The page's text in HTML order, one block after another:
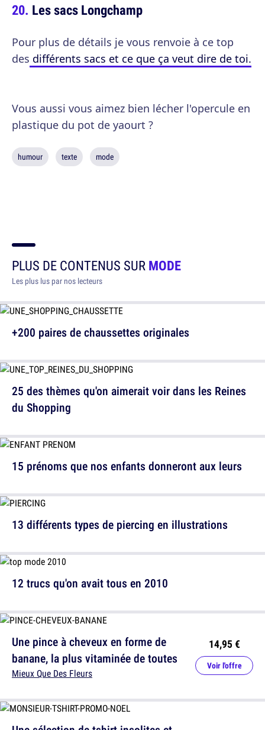
Les sacs Longchamp
Pour plus de détails je vous renvoie à ce top
des différents sacs et ce que ça veut dire de toi.
Vous aussi vous aimez bien lécher l'opercule en
plastique du pot de yaourt ?
humour texte mode
PLUS DE CONTENUS SURMODE
Les plus lus par nos lecteurs
+200 paires de chaussettes originales
15 prénoms que nos enfants donneront aux leurs
12 trucs qu'on avait tous en 2010
25 des thèmes qu'on aimerait voir dans les Reines
du Shopping
13 différents types de piercing en illustrations
Une pince à cheveux en forme de
banane, la plus vitaminée de toutes
Mieux Que Des Fleurs
14,95 €
Voir l'offre